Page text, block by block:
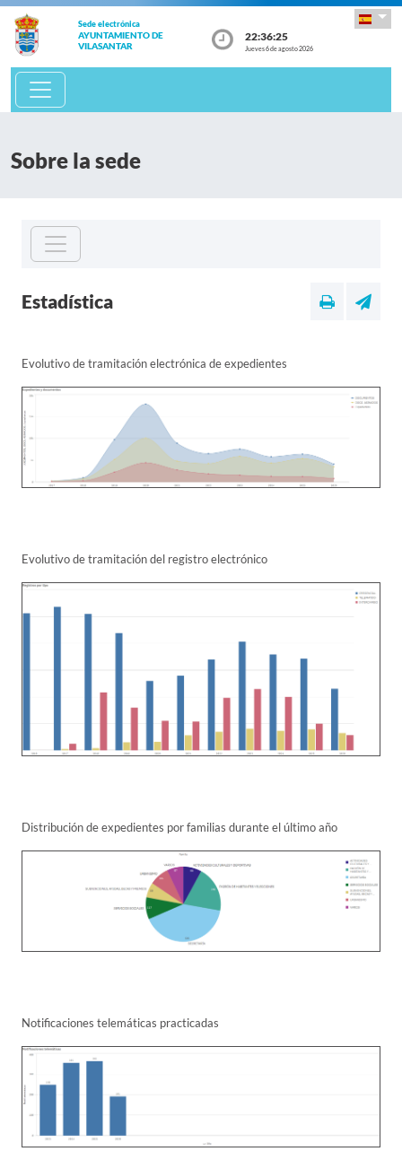
Sede electrónica
AYUNTAMIENTO DE
VILASANTAR
22:36:26
Jueves 6 de agosto 2026
Sobre la sede
Estadística
Evolutivo de tramitación electrónica de expedientes
Evolutivo de tramitación del registro electrónico
Distribución de expedientes por familias durante el último año
Notificaciones telemáticas practicadas